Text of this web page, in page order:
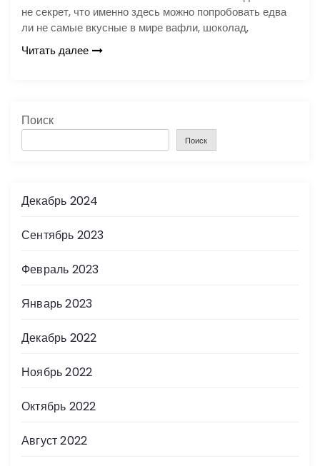
не секрет, что именно здесь можно попробовать едва
ли не самые вкусные в мире вафли, шоколад,
Читать далее
Поиск
Поиск
Декабрь 2024
Сентябрь 2023
Февраль 2023
Январь 2023
Декабрь 2022
Ноябрь 2022
Октябрь 2022
Август 2022